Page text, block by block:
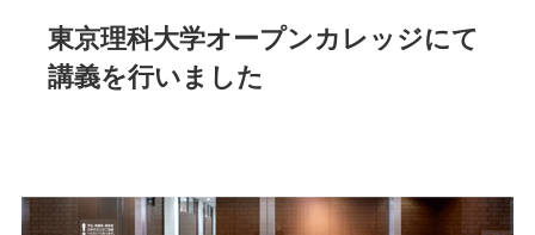
東京理科大学オープンカレッジにて
講義を行いました